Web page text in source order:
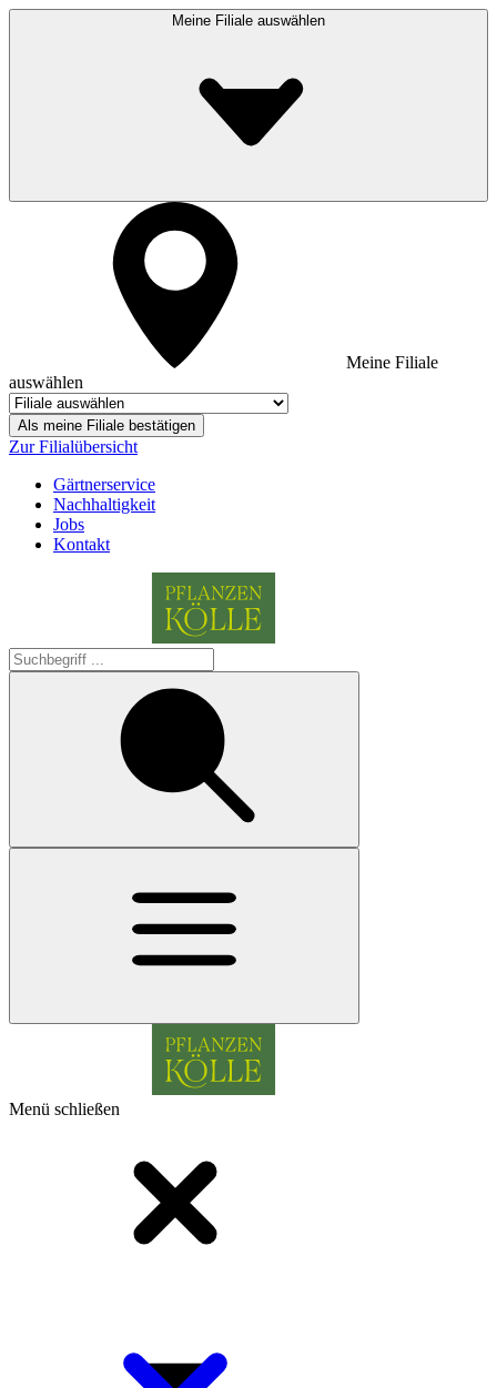
Meine Filiale
auswählen
Als meine Filiale bestätigen
Zur Filialübersicht
Gärtnerservice
Nachhaltigkeit
Jobs
Kontakt
Menü schließen